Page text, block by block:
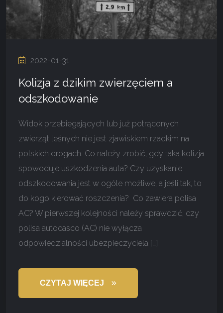
2022-01-31
Kolizja z dzikim zwierzęciem a
odszkodowanie
Widok przebiegających lub już potrąconych
zwierząt leśnych nie jest zjawiskiem rzadkim na
polskich drogach. Co należy zrobić, gdy taka kolizja
spowoduje uszkodzenia auta? Czy uzyskanie
odszkodowania jest w ogóle możliwe, a jeśli tak, to
do kogo kierować roszczenia? Co zawiera polisa
AC? W pierwszej kolejności należy sprawdzić, czy
polisa autocasco (AC) nie wyłącza
odpowiedzialności ubezpieczyciela […]
CZYTAJ WIĘCEJ